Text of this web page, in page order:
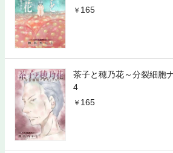
165
茶子と穂乃花～分裂細胞
4
165